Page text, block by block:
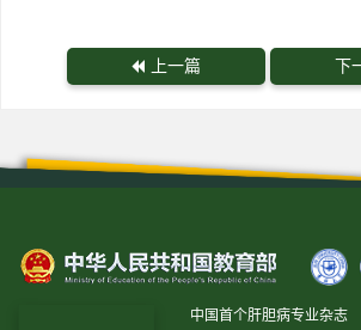
上一篇 下
中国首个肝胆病专业杂志